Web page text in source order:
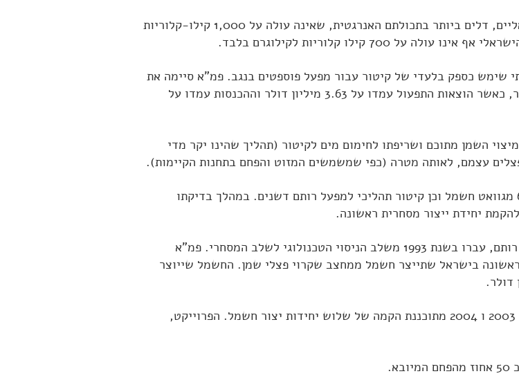
המתקן ההדגמתי מפיק חשמל משריפת פצלי שמן ישראליים, דלים ביותר בתכולתם האנרגטית, שאינה עולה על 1,000 קילו-קלוריות
קילו קלוריות לקילוגרם בלבד.
באפריל 1989, המתקן ההדגמתי שימש כספק בלעדי של קיטור עבור מפעל פוספטים בנגב. פמ"א סיימה את
שנת התפעול הראשונה ברווח תפעולי של 60,000 דולר, כאשר הוצאות התפעול עמדו על 3.63 מיליון דולר וההכנסות עמדו על
השמן מתוכם ושריפתו לחימום מים לקיטור (תהליך שהינו יקר מדי
עצמם, לאותה מטרה (כפי שמשמשים המזוט והפחם בתחנות הקיימות).
סיפק 6 מגוואט חשמל וכן קיטור תהליכי למפעל רותם דשנים. במהלך בדיקתו
יחידת ייצור מסחרית ראשונה.
בחברת פמ"א (פיתוח משאבי אנרגיה בע"מ) שבמישור רותם, עברו בשנת 1993 משלב הניסוי הטכנולוגי לשלב המסחרי. פמ"א
בישראל שתייצר חשמל ממחצב שקרוי פצלי שמן. החשמל שייוצר
הקמת התחנה הסתיימה בשנת 1998. לאחר מכן, בשנים 2003 ו 2004 מתוכננת הקמה של שלוש יחידות יצור חשמל. הפרוייקט,